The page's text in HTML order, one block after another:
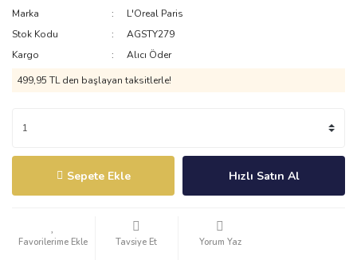
Marka
L'Oreal Paris
Stok Kodu
AGSTY279
Kargo
Alıcı Öder
499,95 TL den başlayan taksitlerle!
Sepete Ekle Hızlı Satın Al
Tavsiye Et Yorum Yaz